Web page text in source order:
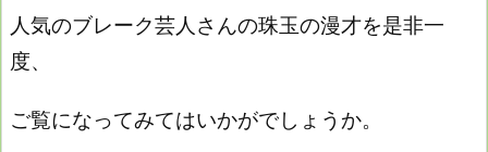
人気のブレーク芸人さんの珠玉の漫才を是非一
度、
ご覧になってみてはいかがでしょうか。